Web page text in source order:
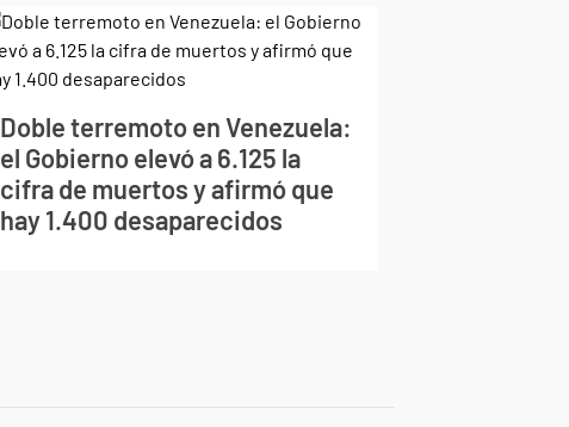
Doble terremoto en Venezuela:
el Gobierno elevó a 6.125 la
cifra de muertos y afirmó que
hay 1.400 desaparecidos